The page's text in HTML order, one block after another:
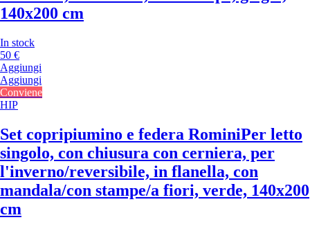
140x200 cm
In stock
50 €
Aggiungi
Aggiungi
Conviene
HIP
Set copripiumino e federa RominiPer letto
singolo, con chiusura con cerniera, per
l'inverno/reversibile, in flanella, con
mandala/con stampe/a fiori, verde, 140x200
cm